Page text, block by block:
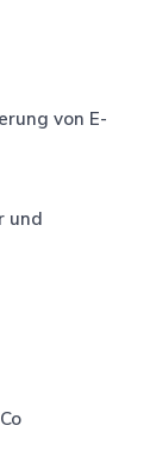
von E-
und